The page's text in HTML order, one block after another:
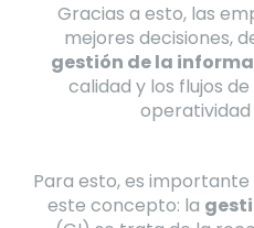
Gracias a esto, las
mejores decisiones,
gestión de la
calidad y los flujos
operatividad
Para esto, es
este concepto: la